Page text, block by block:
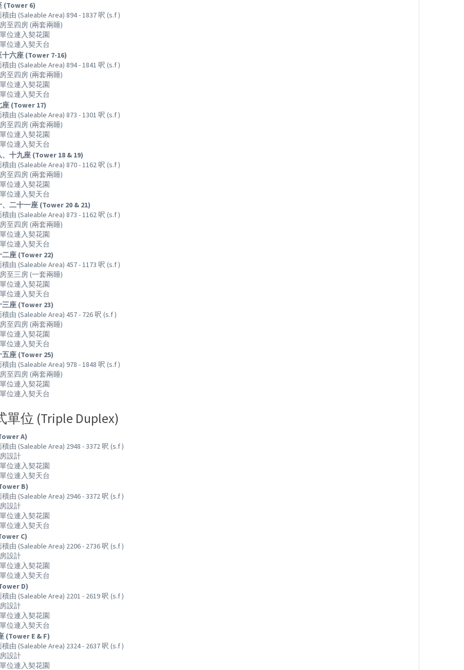
(Tower 6)
由 (Saleable Area) 894 - 1837 呎 (s.f )
至四房 (兩套兩睡)
位連入契花園
位連入契天台
十六座 (Tower 7-16)
由 (Saleable Area) 894 - 1841 呎 (s.f )
至四房 (兩套兩睡)
位連入契花園
位連入契天台
座 (Tower 17)
由 (Saleable Area) 873 - 1301 呎 (s.f )
至四房 (兩套兩睡)
位連入契花園
位連入契天台
十九座 (Tower 18 & 19)
由 (Saleable Area) 870 - 1162 呎 (s.f )
至四房 (兩套兩睡)
位連入契花園
位連入契天台
二十一座 (Tower 20 & 21)
由 (Saleable Area) 873 - 1162 呎 (s.f )
至四房 (兩套兩睡)
位連入契花園
位連入契天台
二座 (Tower 22)
由 (Saleable Area) 457 - 1173 呎 (s.f )
至三房 (一套兩睡)
位連入契花園
位連入契天台
三座 (Tower 23)
由 (Saleable Area) 457 - 726 呎 (s.f )
至四房 (兩套兩睡)
位連入契花園
位連入契天台
五座 (Tower 25)
由 (Saleable Area) 978 - 1848 呎 (s.f )
至四房 (兩套兩睡)
位連入契花園
位連入契天台
單位 (Triple Duplex)
A)
由 (Saleable Area) 2948 - 3372 呎 (s.f )
設計
位連入契花園
位連入契天台
B)
由 (Saleable Area) 2946 - 3372 呎 (s.f )
設計
位連入契花園
位連入契天台
C)
由 (Saleable Area) 2206 - 2736 呎 (s.f )
設計
位連入契花園
位連入契天台
D)
由 (Saleable Area) 2201 - 2619 呎 (s.f )
設計
位連入契花園
位連入契天台
(Tower E & F)
由 (Saleable Area) 2324 - 2637 呎 (s.f )
設計
位連入契花園